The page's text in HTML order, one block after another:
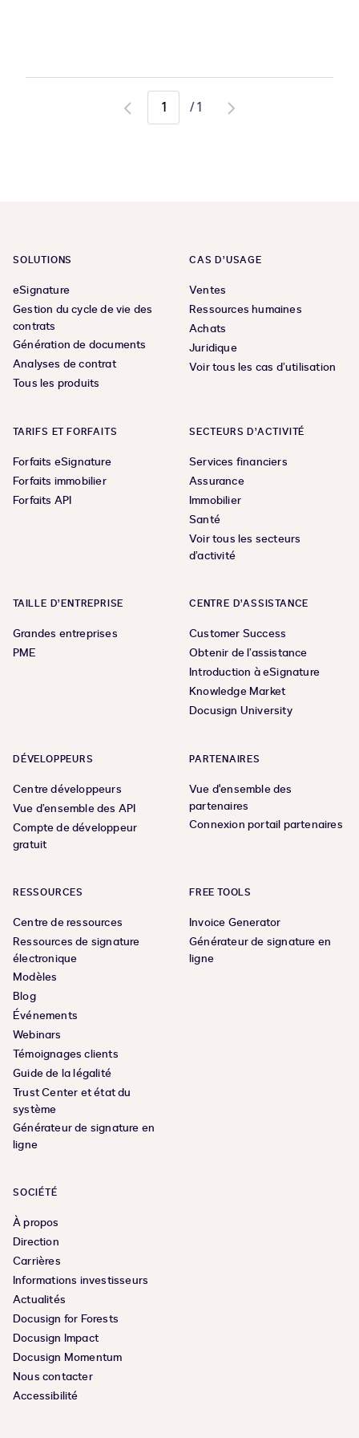
Go
/1
Go
SOLUTIONS
eSignature
Gestion du cycle de vie des
contrats
Génération de documents
Analyses de contrat
Tous les produits
CAS D’USAGE
Ventes
Ressources humaines
Achats
Juridique
Voir tous les cas d’utilisation
TARIFS ET FORFAITS
Forfaits eSignature
Forfaits immobilier
Forfaits API
SECTEURS D’ACTIVITÉ
Services financiers
Assurance
Immobilier
Santé
Voir tous les secteurs
d’activité
TAILLE D’ENTREPRISE
Grandes entreprises
PME
CENTRE D’ASSISTANCE
Customer Success
Obtenir de l’assistance
Introduction à eSignature
Knowledge Market
Docusign University
DÉVELOPPEURS
Centre développeurs
Vue d’ensemble des API
Compte de développeur
gratuit
PARTENAIRES
Vue d'ensemble des
partenaires
Connexion portail partenaires
RESSOURCES
Centre de ressources
Ressources de signature
électronique
Modèles
Blog
Événements
Webinars
Témoignages clients
Guide de la légalité
Trust Center et état du
système
Générateur de signature en
ligne
FREE TOOLS
Invoice Generator
Générateur de signature en
ligne
SOCIÉTÉ
À propos
Direction
Carrières
Informations investisseurs
Actualités
Docusign for Forests
Docusign Impact
Docusign Momentum
Nous contacter
Accessibilité